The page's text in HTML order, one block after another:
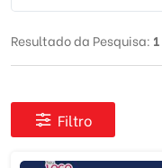
Resultado da Pesquisa: 1
Filtro